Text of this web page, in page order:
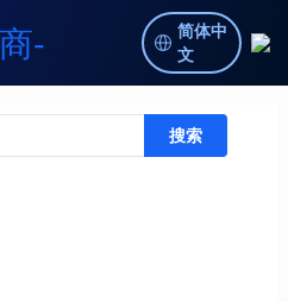
简体中
文